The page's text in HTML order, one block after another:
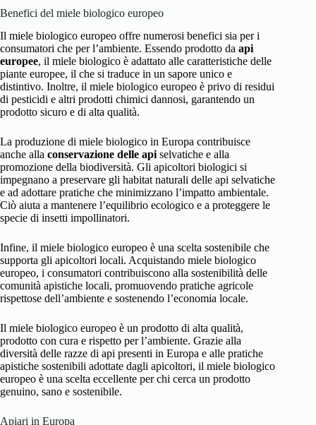
Benefici del miele biologico europeo
Il miele biologico europeo offre numerosi benefici sia per i
consumatori che per l’ambiente. Essendo prodotto da api
europee, il miele biologico è adattato alle caratteristiche delle
piante europee, il che si traduce in un sapore unico e
distintivo. Inoltre, il miele biologico europeo è privo di residui
di pesticidi e altri prodotti chimici dannosi, garantendo un
prodotto sicuro e di alta qualità.
La produzione di miele biologico in Europa contribuisce
anche alla conservazione delle api selvatiche e alla
promozione della biodiversità. Gli apicoltori biologici si
impegnano a preservare gli habitat naturali delle api selvatiche
e ad adottare pratiche che minimizzano l’impatto ambientale.
Ciò aiuta a mantenere l’equilibrio ecologico e a proteggere le
specie di insetti impollinatori.
Infine, il miele biologico europeo è una scelta sostenibile che
supporta gli apicoltori locali. Acquistando miele biologico
europeo, i consumatori contribuiscono alla sostenibilità delle
comunità apistiche locali, promuovendo pratiche agricole
rispettose dell’ambiente e sostenendo l’economia locale.
Il miele biologico europeo è un prodotto di alta qualità,
prodotto con cura e rispetto per l’ambiente. Grazie alla
diversità delle razze di api presenti in Europa e alle pratiche
apistiche sostenibili adottate dagli apicoltori, il miele biologico
europeo è una scelta eccellente per chi cerca un prodotto
genuino, sano e sostenibile.
Apiari in Europa